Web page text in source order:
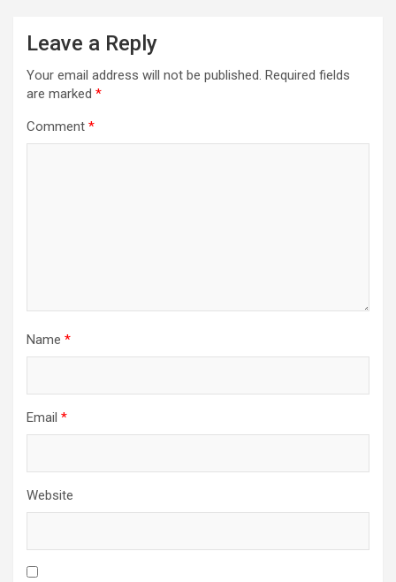
Leave a Reply
Your email address will not be published. Required fields
are marked *
Comment *
Name *
Email *
Website